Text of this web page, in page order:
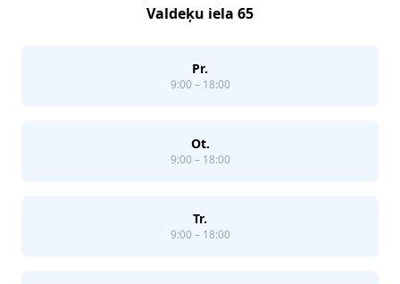
Valdeķu iela 65
Pr.
9:00 – 18:00
Ot.
9:00 – 18:00
Tr.
9:00 – 18:00